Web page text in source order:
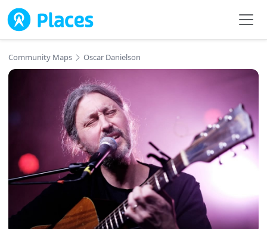
Skip to main content
Community Maps Oscar Danielson